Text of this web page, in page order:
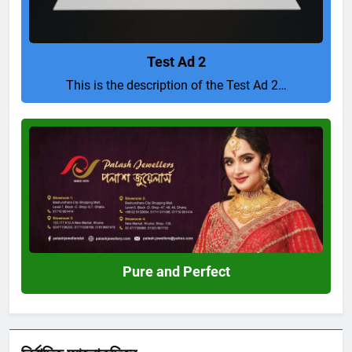
Test Ad 2
This is the description of the Test Ad 2…
Pure and Perfect